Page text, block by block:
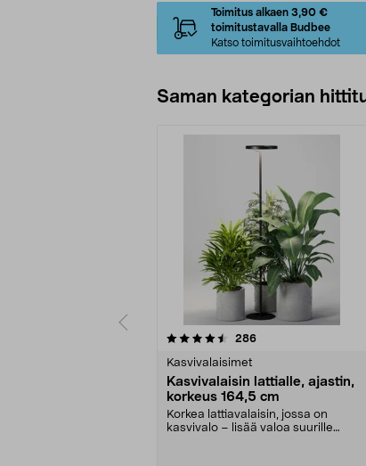
Toimitus alkaen 3,90 €
toimitustavalla Budbee
Katso toimitusvaihtoehdot
Saman kategorian
286arvostelut
Kasvivalaisimet
Kasvivalaisin lattialle, ajastin,
korkeus 164,5 cm
Korkea lattiavalaisin, jossa on
kasvivalo – lisää valoa suurille
4.5 viidestä